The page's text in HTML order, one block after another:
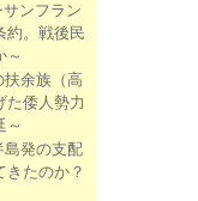
ンフラン
約。戦後民
～
余族（高
た倭人勢力
～
島発の支配
きたのか？